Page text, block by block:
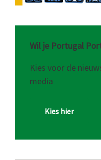
Wil je Portugal
Kies voor de
media
Kies hier